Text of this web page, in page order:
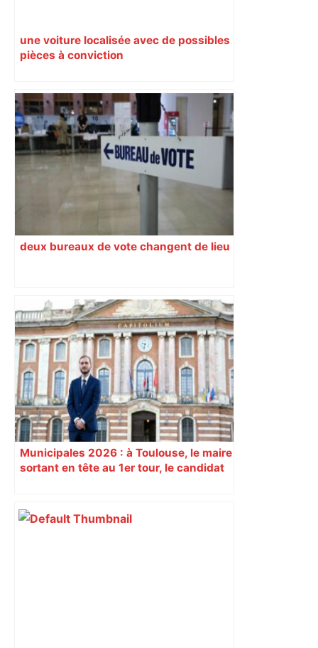
une voiture localisée avec de possibles
pièces à conviction
deux bureaux de vote changent de lieu
Municipales 2026 : à Toulouse, le maire
sortant en tête au 1er tour, le candidat